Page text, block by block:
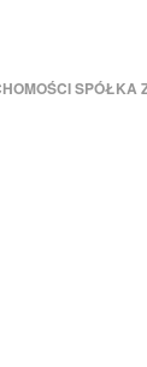
SPÓŁKA